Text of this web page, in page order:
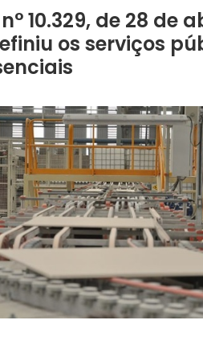
10.329, de 28 de
os serviços